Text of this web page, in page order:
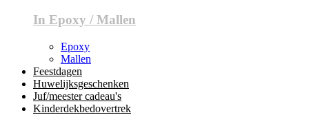
In Epoxy / Mallen
Epoxy
Mallen
Feestdagen
Huwelijksgeschenken
Juf/meester cadeau's
Kinderdekbedovertrek